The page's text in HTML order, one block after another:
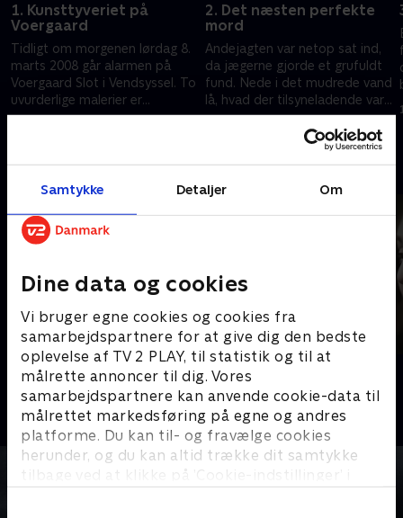
Samtykke Detaljer Om
Dine data og cookies
Vi bruger egne cookies og cookies fra
samarbejdspartnere for at give dig den bedste
oplevelse af TV 2 PLAY, til statistik og til at
målrette annoncer til dig. Vores
samarbejdspartnere kan anvende cookie-data til
målrettet markedsføring på egne og andres
platforme. Du kan til- og fravælge cookies
herunder, og du kan altid trække dit samtykke
tilbage ved at klikke på ’Cookie-indstillinger’ i
1. Kunsttyveriet på
Voergaard
Tidligt om morgenen lørdag 8.
marts 2008 går alarmen på
Voergaard Slot i Vendsyssel. To
uvurderlige malerier er
forsvundet fra slottet.
2. Det næsten perfekte
mord
Andejagten var netop sat ind,
da jægerne gjorde et grufuldt
fund. Nede i det mudrede vand
lå, hvad der tilsyneladende var,
en stump af et menneskeben.
Andre så også
Rejseholdet - jagten på en morder
Dokumentar • 2 sæsoner Dokumentar